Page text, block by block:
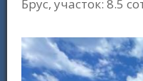
Брус, участок: 8.5